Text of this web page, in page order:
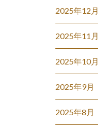
2025年12月
2025年11月
2025年10月
2025年9月
2025年8月